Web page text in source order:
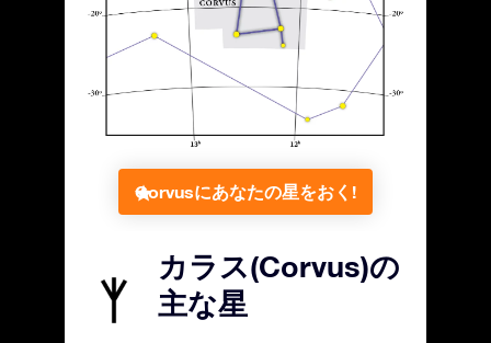
Corvusにあなたの星をおく!
カラス(Corvus)の
主な星